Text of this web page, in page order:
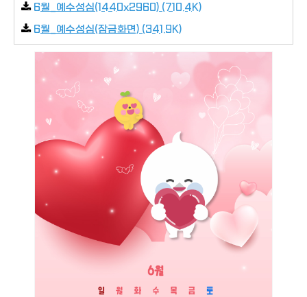
6월_예수성심(1440x2960) (710.4K)
6월_예수성심(잠금화면) (341.9K)